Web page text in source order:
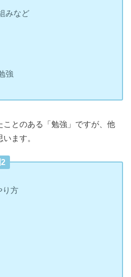
みなど
強
ことのある「勉強」ですが、他
ます。
り方